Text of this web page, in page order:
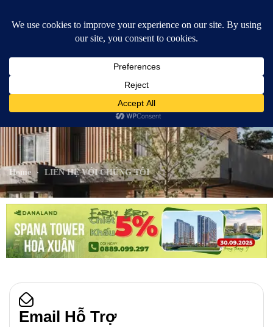
0889.099.297
LIÊN HỆ VỚI CHÚNG
TÔI
Home LIÊN HỆ VỚI CHÚNG TÔI
Email Hỗ Trợ